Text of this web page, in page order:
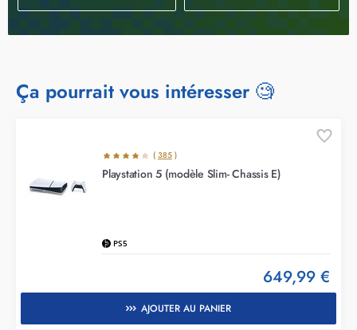
Ça pourrait vous intéresser 🧐
( 385 )
Playstation 5 (modèle Slim- Chassis E)
PS5
649,99 €
AJOUTER AU PANIER